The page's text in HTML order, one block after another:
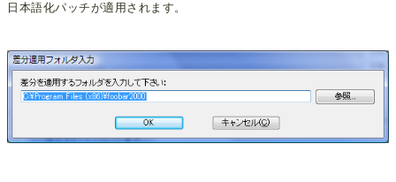
日本語化パッチが適用されます。